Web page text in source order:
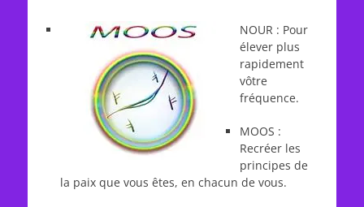
NOUR : Pour
élever plus
rapidement
vôtre
fréquence.
MOOS :
Recréer les
principes de
la paix que vous êtes, en chacun de vous.